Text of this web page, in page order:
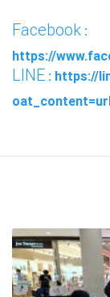
Facebook :
https://
LINE : https://